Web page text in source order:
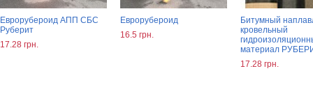
Еврорубероид АПП СБС
Руберит
17.28 грн.
Еврорубероид
16.5 грн.
Битумный
кровельный
материал
17.28 грн.